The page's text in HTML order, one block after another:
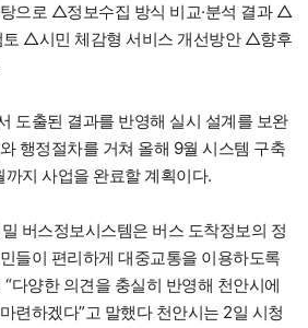
으로 △정보수집 방식 비교·분석 결과 △
토 △시민 체감형 서비스 개선방안 △향후
도출된 결과를 반영해 실시 설계를 보완
행정절차를 거쳐 올해 9월 시스템 구축
지 사업을 완료할 계획이다.
버스정보시스템은 버스 도착정보의 정
들이 편리하게 대중교통을 이용하도록
다양한 의견을 충실히 반영해 천안시에
련하겠다”고 말했다 천안시는 2일 시청